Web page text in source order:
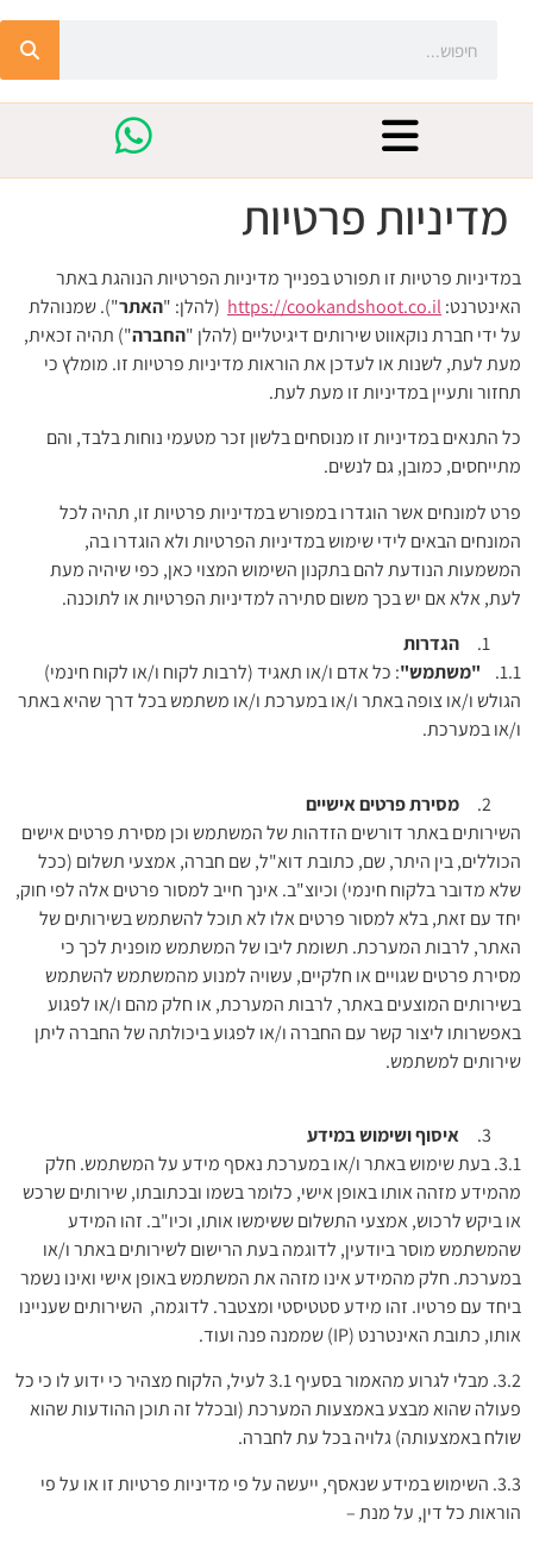
מדיניות פרטיות
במדיניות פרטיות זו תפורט בפנייך מדיניות הפרטיות הנוהגת באתר
האינטרנט:https://cookandshoot.co.il (להלן: "האתר"). שמנוהלת
על ידי חברת נוקאווט שירותים דיגיטליים (להלן "החברה") תהיה זכאית,
מעת לעת, לשנות או לעדכן את הוראות מדיניות פרטיות זו. מומלץ כי
תחזור ותעיין במדיניות זו מעת לעת.
כל התנאים במדיניות זו מנוסחים בלשון זכר מטעמי נוחות בלבד, והם
מתייחסים, כמובן, גם לנשים.
פרט למונחים אשר הוגדרו במפורש במדיניות פרטיות זו, תהיה לכל
המונחים הבאים לידי שימוש במדיניות הפרטיות ולא הוגדרו בה,
המשמעות הנודעת להם בתקנון השימוש המצוי כאן, כפי שיהיה מעת
לעת, אלא אם יש בכך משום סתירה למדיניות הפרטיות או לתוכנה.
הגדרות
1.1.
"משתמש": כל אדם ו/או תאגיד (לרבות לקוח ו/או לקוח חינמי)
הגולש ו/או צופה באתר ו/או במערכת ו/או משתמש בכל דרך שהיא באתר
ו/או במערכת.
מסירת פרטים אישיים
השירותים באתר דורשים הזדהות של המשתמש וכן מסירת פרטים אישים
הכוללים, בין היתר, שם, כתובת דוא"ל, שם חברה, אמצעי תשלום (ככל
שלא מדובר בלקוח חינמי) וכיוצ"ב. אינך חייב למסור פרטים אלה לפי חוק,
יחד עם זאת, בלא למסור פרטים אלו לא תוכל להשתמש בשירותים של
האתר, לרבות המערכת. תשומת ליבו של המשתמש מופנית לכך כי
מסירת פרטים שגויים או חלקיים, עשויה למנוע מהמשתמש להשתמש
בשירותים המוצעים באתר, לרבות המערכת, או חלק מהם ו/או לפגוע
באפשרותו ליצור קשר עם החברה ו/או לפגוע ביכולתה של החברה ליתן
שירותים למשתמש.
איסוף ושימוש במידע
3.1. בעת שימוש באתר ו/או במערכת נאסף מידע על המשתמש. חלק
מהמידע מזהה אותו באופן אישי, כלומר בשמו ובכתובתו, שירותים שרכש
או ביקש לרכוש, אמצעי התשלום ששימשו אותו, וכיו"ב. זהו המידע
שהמשתמש מוסר ביודעין, לדוגמה בעת הרישום לשירותים באתר ו/או
במערכת. חלק מהמידע אינו מזהה את המשתמש באופן אישי ואינו נשמר
ביחד עם פרטיו. זהו מידע סטטיסטי ומצטבר. לדוגמה, השירותים שעניינו
אותו, כתובת האינטרנט (IP) שממנה פנה ועוד.
3.2.
מבלי לגרוע מהאמור בסעיף 3.1 לעיל, הלקוח מצהיר כי ידוע לו כי כל
פעולה שהוא מבצע באמצעות המערכת (ובכלל זה תוכן ההודעות שהוא
שולח באמצעותה) גלויה בכל עת לחברה.
3.3. השימוש במידע שנאסף, ייעשה על פי מדיניות פרטיות זו או על פי
הוראות כל דין, על מנת –